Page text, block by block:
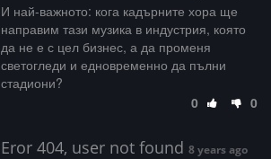
И най-важното: кога кадърните хора ще
направим тази музика в индустрия, която
да не е с цел бизнес, а да променя
светогледи и едновременно да пълни
стадиони?
0
0
Eror 404, user not found 8 years ago